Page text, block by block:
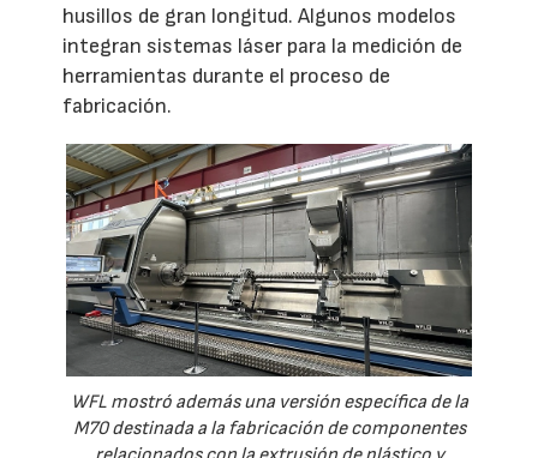
husillos de gran longitud. Algunos modelos
integran sistemas láser para la medición de
herramientas durante el proceso de
fabricación.
WFL mostró además una versión específica de la
M70 destinada a la fabricación de componentes